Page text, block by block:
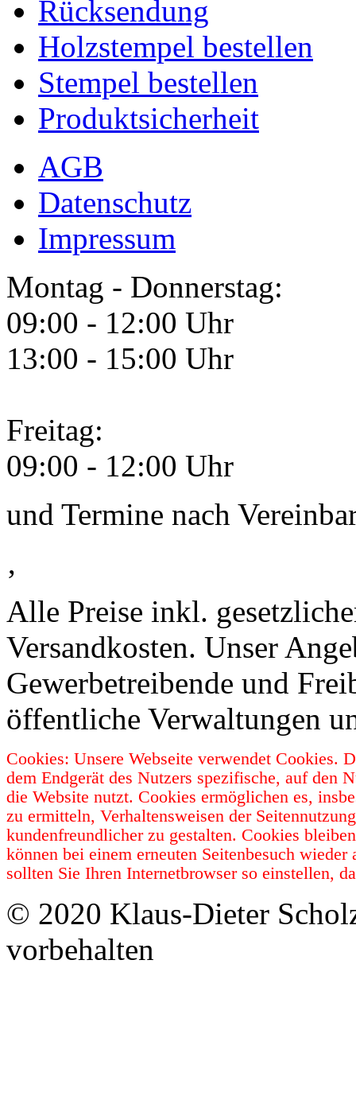
Rücksendung
Holzstempel bestellen
Stempel bestellen
Produktsicherheit
AGB
Datenschutz
Impressum
Montag - Donnerstag:
09:00 - 12:00 Uhr
13:00 - 15:00 Uhr
Freitag:
09:00 - 12:00 Uhr
und Termine nach
‚
Alle Preise inkl.
Versandkosten. Unser
Gewerbetreibende und
öffentliche Verwaltungen
Cookies: Unsere Webseite verwendet Cookies.
dem Endgerät des Nutzers spezifische, auf den
die Website nutzt. Cookies ermöglichen es,
zu ermitteln, Verhaltensweisen der
kundenfreundlicher zu gestalten. Cookies
können bei einem erneuten Seitenbesuch
sollten Sie Ihren Internetbrowser so einstellen,
© 2020 Klaus-Dieter
vorbehalten